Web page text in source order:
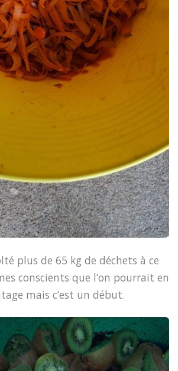
plus de 65 kg de déchets à ce
conscients que l’on pourrait en
mais c’est un début.